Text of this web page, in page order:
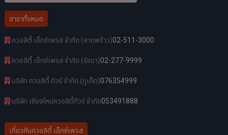
สาขาทั้งหมด
ควอลิตี้ เอ็กซ์เพรส จำกัด (ลาดพร้าว)02-511-3000
ควอลิตี้ เอ็กซ์เพรส จำกัด (รัชดา)02-277-9999
บริษัท ควอลิตี้ ทัวร์ จำกัด (ภูเก็ต)076354999
บริษัท เชียงใหม่ควอลิตี้ทัวร์ จำกัด053491888
เกี่ยวกับควอลิตี้ เอ็กซ์เพรส